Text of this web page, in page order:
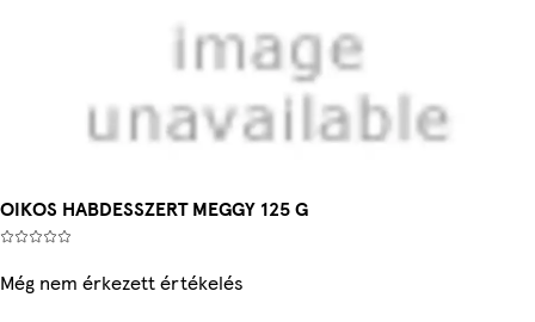
OIKOS HABDESSZERT MEGGY 125 G
Még nem érkezett értékelés